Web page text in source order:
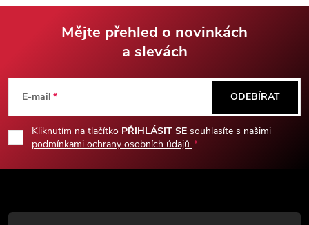
p
a
Mějte přehled o novinkách
a slevách
E-mail
Kliknutím na tlačítko PŘIHLÁSIT SE souhlasíte s našimi
podmínkami ochrany osobních údajů.
ODEBÍRAT